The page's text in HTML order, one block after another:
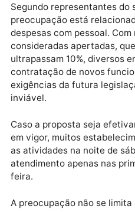
“Os postos são
Petróleo (ANP) a
6h às 20h. Fora desse
liberdade para definir a
Segundo representantes
despesas com pessoal.
consideradas apertadas,
ultrapassam 10%,
contratação de novos
inviável.